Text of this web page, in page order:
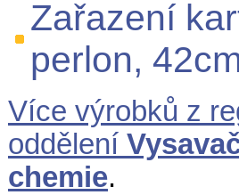
Zařazení
perlon,
Více výrobků z
oddělení
chemie.